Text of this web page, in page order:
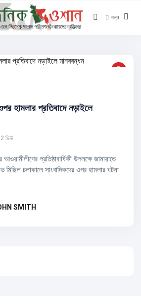
বন্ধ
হামলার প্রতিবাদে নড়াইলে
ভিউ
আওয়ামীলীগের প্রতিষ্ঠাবার্ষিকী উপলক্ষে জামায়াতে
মিছিল চলাকালে সাংবাদিকদের ওপর হামলার ঘটনা
SMITH